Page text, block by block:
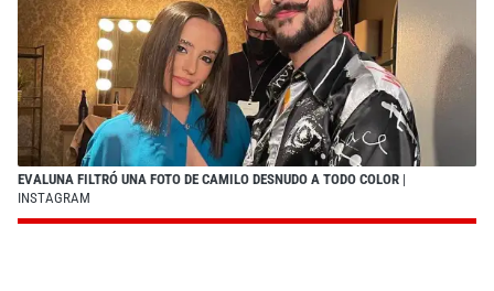
EVALUNA FILTRÓ UNA FOTO DE CAMILO DESNUDO A TODO COLOR |
INSTAGRAM